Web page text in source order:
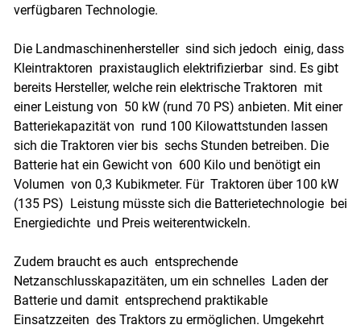
Skip to main content
verfügbaren Technologie.
Die Landmaschinenhersteller sind sich jedoch einig, dass
Kleintraktoren praxistauglich elektrifizierbar sind. Es gibt
bereits Hersteller, welche rein elektrische Traktoren mit
einer Leistung von 50 kW (rund 70 PS) anbieten. Mit einer
Batteriekapazität von rund 100 Kilowattstunden lassen
sich die Traktoren vier bis sechs Stunden betreiben. Die
Batterie hat ein Gewicht von 600 Kilo und benötigt ein
Volumen von 0,3 Kubikmeter. Für Traktoren über 100 kW
(135 PS) Leistung müsste sich die Batterietechnologie bei
Energiedichte und Preis weiterentwickeln.
Zudem braucht es auch entsprechende
Netzanschlusskapazitäten, um ein schnelles Laden der
Batterie und damit entsprechend praktikable
Einsatzzeiten des Traktors zu ermöglichen. Umgekehrt